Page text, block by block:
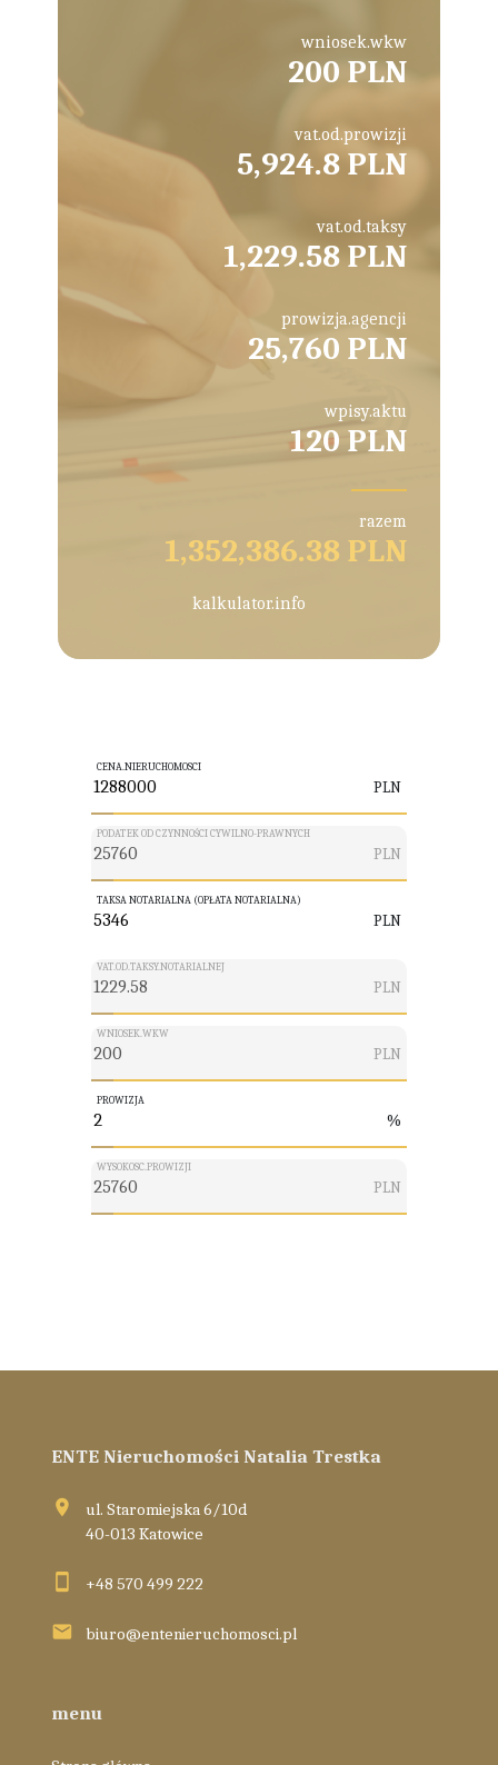
wniosek.wkw
200 PLN
vat.od.prowizji
5,924.8 PLN
vat.od.taksy
1,229.58 PLN
prowizja.agencji
25,760 PLN
wpisy.aktu
120 PLN
razem
1,352,386.38 PLN
kalkulator.info
CENA.NIERUCHOMOSCI
PLN
PODATEK OD CZYNNOŚCI CYWILNO-PRAWNYCH
PLN
TAKSA NOTARIALNA (OPŁATA NOTARIALNA)
PLN
VAT.OD.TAKSY.NOTARIALNEJ
PLN
WNIOSEK.WKW
PLN
PROWIZJA
%
WYSOKOSC.PROWIZJI
PLN
ENTE Nieruchomości Natalia Trestka
ul. Staromiejska 6/10d
40-013 Katowice
+48 570 499 222
biuro@entenieruchomosci.pl
menu